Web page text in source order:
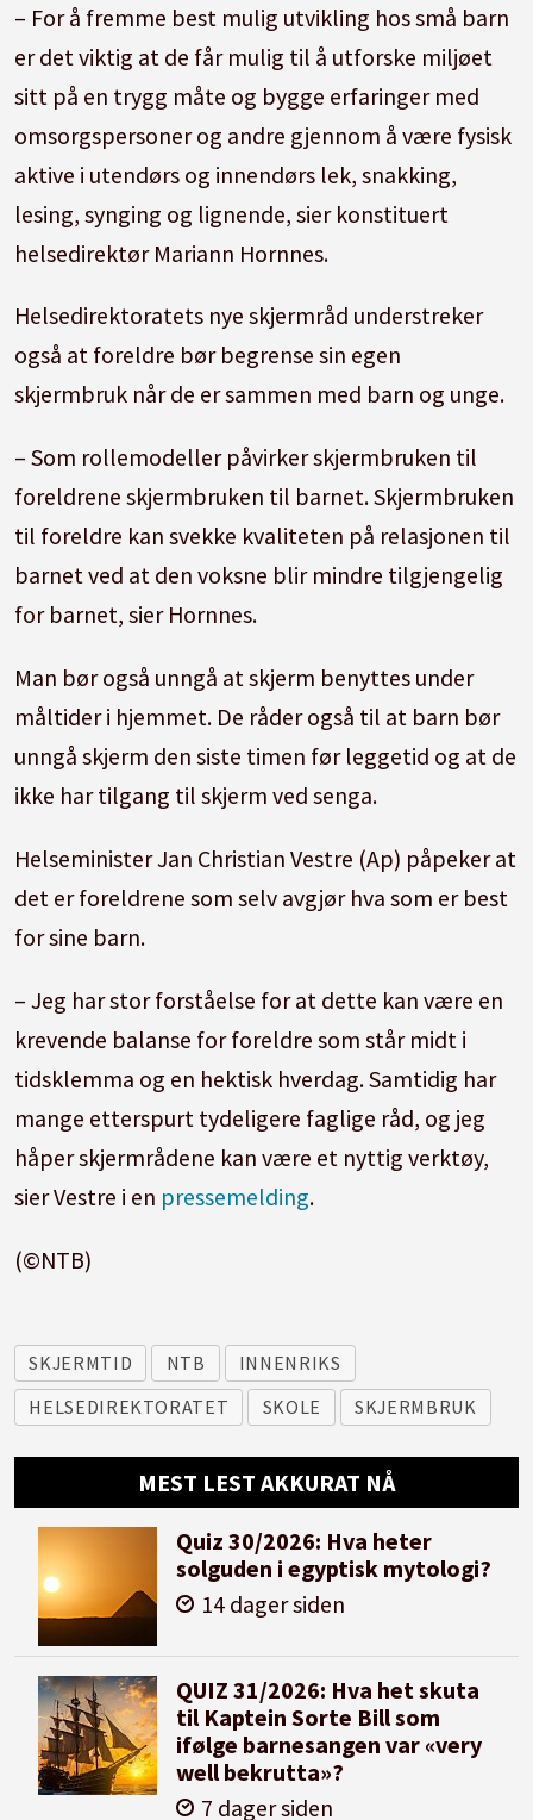
– For å fremme best mulig utvikling hos små barn
er det viktig at de får mulig til å utforske miljøet
sitt på en trygg måte og bygge erfaringer med
omsorgspersoner og andre gjennom å være fysisk
aktive i utendørs og innendørs lek, snakking,
lesing, synging og lignende, sier konstituert
helsedirektør Mariann Hornnes.
Helsedirektoratets nye skjermråd understreker
også at foreldre bør begrense sin egen
skjermbruk når de er sammen med barn og unge.
– Som rollemodeller påvirker skjermbruken til
foreldrene skjermbruken til barnet. Skjermbruken
til foreldre kan svekke kvaliteten på relasjonen til
barnet ved at den voksne blir mindre tilgjengelig
for barnet, sier Hornnes.
Man bør også unngå at skjerm benyttes under
måltider i hjemmet. De råder også til at barn bør
unngå skjerm den siste timen før leggetid og at de
ikke har tilgang til skjerm ved senga.
Helseminister Jan Christian Vestre (Ap) påpeker at
det er foreldrene som selv avgjør hva som er best
for sine barn.
– Jeg har stor forståelse for at dette kan være en
krevende balanse for foreldre som står midt i
tidsklemma og en hektisk hverdag. Samtidig har
mange etterspurt tydeligere faglige råd, og jeg
håper skjermrådene kan være et nyttig verktøy,
sier Vestre i en pressemelding.
(©NTB)
SKJERMTID NTB
INNENRIKS
HELSEDIREKTORATET
SKOLE SKJERMBRUK
MEST LEST AKKURAT NÅ
Quiz 30/2026: Hva heter
solguden i egyptisk mytologi?
14 dager siden
QUIZ 31/2026: Hva het skuta
til Kaptein Sorte Bill som
ifølge barnesangen var «very
well bekrutta»?
7 dager siden